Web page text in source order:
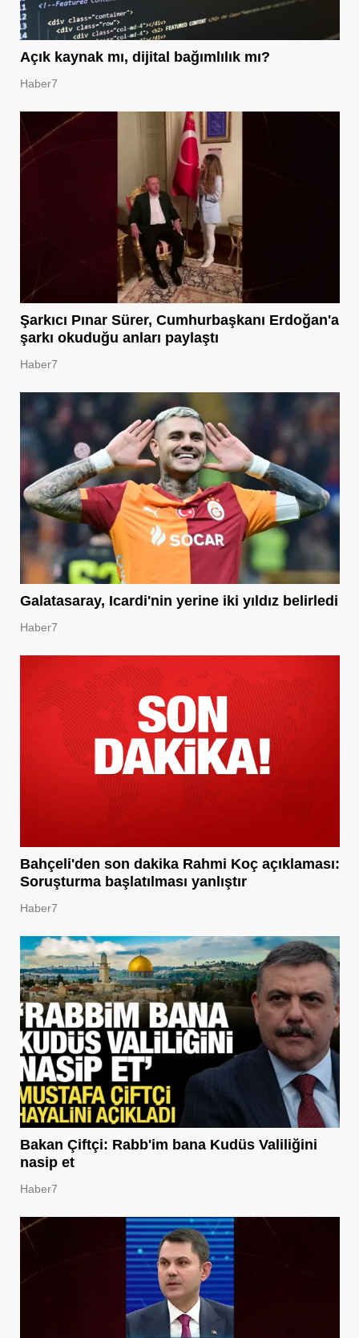
Açık kaynak mı, dijital bağımlılık mı?
Haber7
Şarkıcı Pınar Sürer, Cumhurbaşkanı Erdoğan'a
şarkı okuduğu anları paylaştı
Haber7
Galatasaray, Icardi'nin yerine iki yıldız belirledi
Haber7
Bahçeli'den son dakika Rahmi Koç açıklaması:
Soruşturma başlatılması yanlıştır
Haber7
Bakan Çiftçi: Rabb'im bana Kudüs Valiliğini
nasip et
Haber7